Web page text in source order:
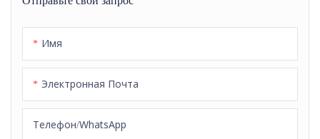
Имя
Электронная Почта
Телефон/WhatsApp